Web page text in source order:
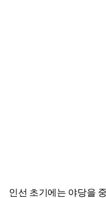
인선 초기에는 야당을